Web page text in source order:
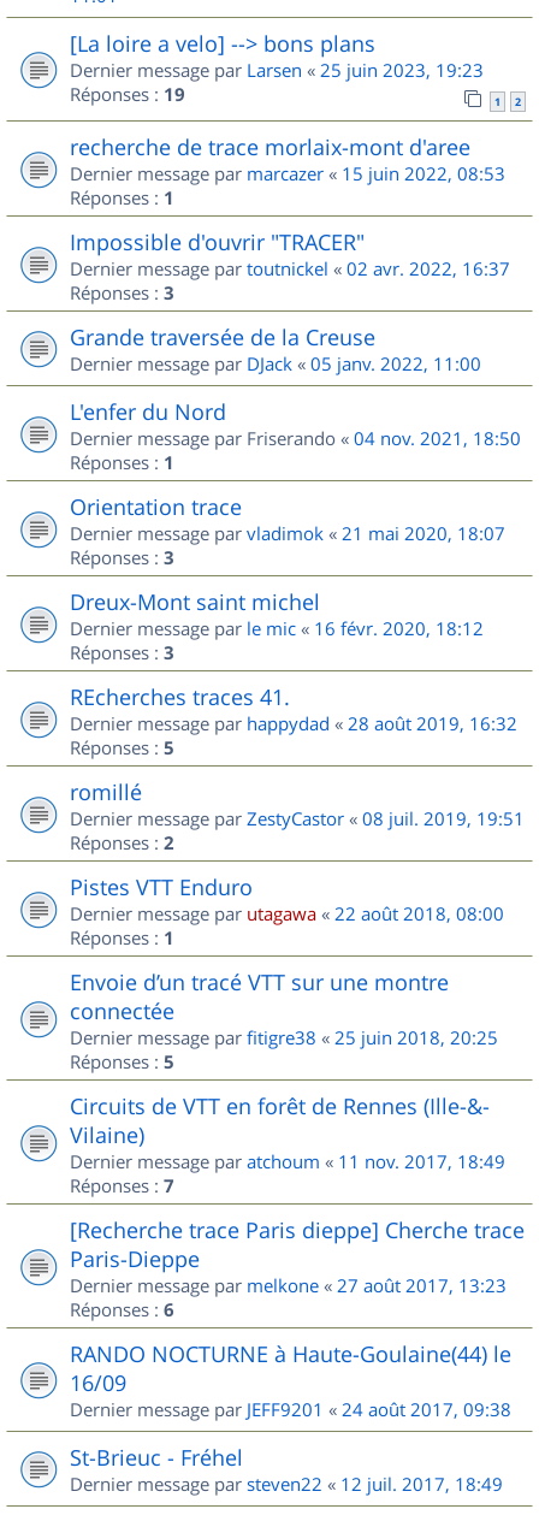
[La loire a velo] --> bons plans
Dernier message par Larsen « 25 juin 2023, 19:23
Réponses : 19 1 2
recherche de trace morlaix-mont d'aree
Dernier message par marcazer « 15 juin 2022, 08:53
Réponses : 1
Impossible d'ouvrir "TRACER"
Dernier message par toutnickel « 02 avr. 2022, 16:37
Réponses : 3
Grande traversée de la Creuse
Dernier message par DJack « 05 janv. 2022, 11:00
L'enfer du Nord
Dernier message par Friserando « 04 nov. 2021, 18:50
Réponses : 1
Orientation trace
Dernier message par vladimok « 21 mai 2020, 18:07
Réponses : 3
Dreux-Mont saint michel
Dernier message par le mic « 16 févr. 2020, 18:12
Réponses : 3
REcherches traces 41.
Dernier message par happydad « 28 août 2019, 16:32
Réponses : 5
romillé
Dernier message par ZestyCastor « 08 juil. 2019, 19:51
Réponses : 2
Pistes VTT Enduro
Dernier message par utagawa « 22 août 2018, 08:00
Réponses : 1
Envoie d’un tracé VTT sur une montre
connectée
Dernier message par fitigre38 « 25 juin 2018, 20:25
Réponses : 5
Circuits de VTT en forêt de Rennes (Ille-&-
Vilaine)
Dernier message par atchoum « 11 nov. 2017, 18:49
Réponses : 7
[Recherche trace Paris dieppe] Cherche trace
Paris-Dieppe
Dernier message par melkone « 27 août 2017, 13:23
Réponses : 6
RANDO NOCTURNE à Haute-Goulaine(44) le
16/09
Dernier message par JEFF9201 « 24 août 2017, 09:38
St-Brieuc - Fréhel
Dernier message par steven22 « 12 juil. 2017, 18:49